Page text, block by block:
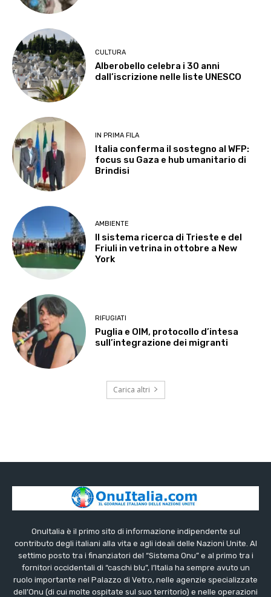
CULTURA
Alberobello celebra i 30 anni
dall’iscrizione nelle liste UNESCO
IN PRIMA FILA
Italia conferma il sostegno al WFP:
focus su Gaza e hub umanitario di
Brindisi
AMBIENTE
Il sistema ricerca di Trieste e del
Friuli in vetrina in ottobre a New
York
RIFUGIATI
Puglia e OIM, protocollo d’intesa
sull’integrazione dei migranti
Carica altri
OnuItalia è il primo sito di informazione indipendente sul
contributo degli italiani alla vita e agli ideali delle Nazioni Unite. Al
settimo posto tra i finanziatori del “Sistema Onu” e al primo tra i
fornitori occidentali di “caschi blu”, l’Italia ha sempre avuto un
ruolo importante nel Palazzo di Vetro, nelle agenzie specializzate
dell’Onu (di cui molte ospitate sul suo territorio) e nelle operazioni